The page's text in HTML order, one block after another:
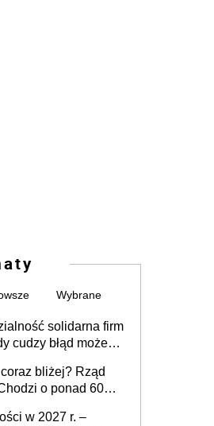
Wybrane
solidarna firm
cudzy błąd może
bliżej? Rząd
o ponad 60
w 2027 r. –